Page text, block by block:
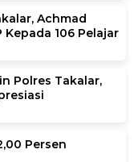
Achmad
Kepada 106 Pelajar
Polres Takalar,
Persen